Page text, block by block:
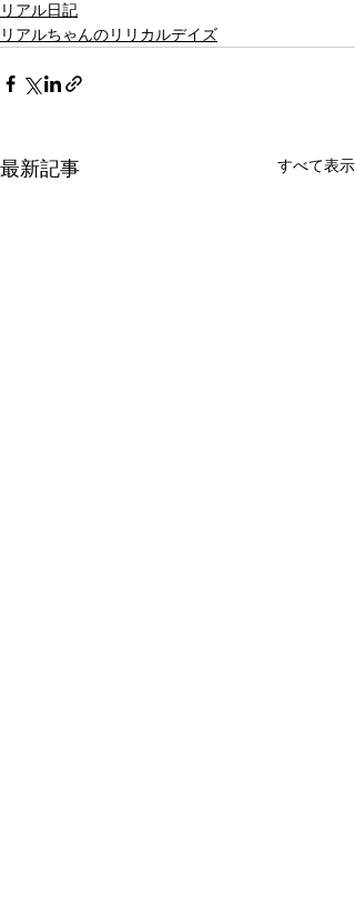
リアル日記
リアルちゃんのリリカルデイズ
最新記事 すべて表示